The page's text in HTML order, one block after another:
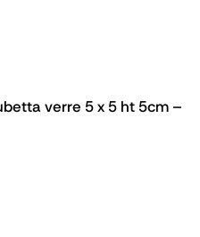
verre 5 x 5 ht 5cm –